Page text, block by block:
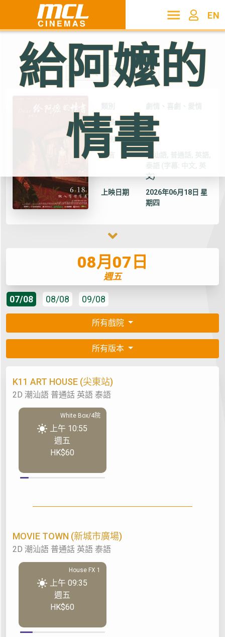
EN
給阿嬤的
情書
其他電影
片長 119
級別 IIA
語言
潮汕語, 普通話, 英語,
文)
上映日期
2026年06月18日 星
期四
08月07日
週五
07/08 08/08 09/08
所有戲院
所有版本
K11 ART HOUSE (尖東站)
2D 潮汕語 普通話 英語 泰語
White Box/4院
上午 10:55
週五
HK$60
MOVIE TOWN (新城市廣場)
2D 潮汕語 普通話 英語 泰語
House FX 1
上午 09:35
週五
HK$60